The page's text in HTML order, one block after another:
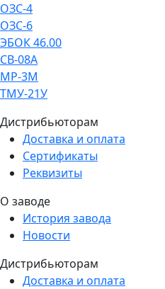
ОЗС-4
ОЗС-6
ЭБОК 46.00
СВ-08А
МР-3М
ТМУ-21У
Дистрибьюторам
Доставка и оплата
Сертификаты
Реквизиты
О заводе
История завода
Новости
Дистрибьюторам
Доставка и оплата